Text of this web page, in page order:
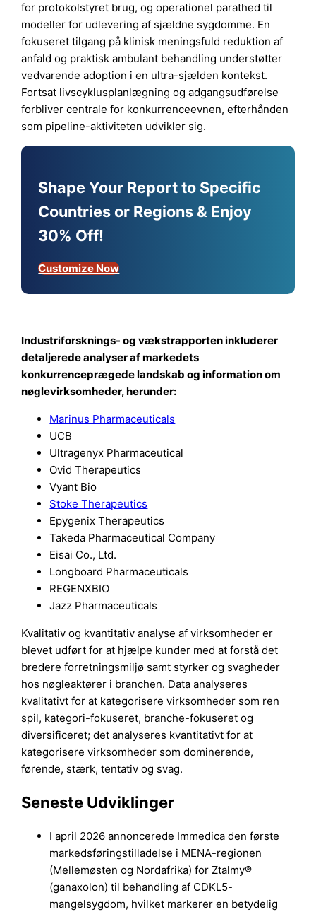
for protokolstyret brug, og operationel parathed til
modeller for udlevering af sjældne sygdomme. En
fokuseret tilgang på klinisk meningsfuld reduktion af
anfald og praktisk ambulant behandling understøtter
vedvarende adoption i en ultra-sjælden kontekst.
Fortsat livscyklusplanlægning og adgangsudførelse
forbliver centrale for konkurrenceevnen, efterhånden
som pipeline-aktiviteten udvikler sig.
Shape Your Report to Specific
Countries or Regions & Enjoy
30% Off!
Customize Now
Industriforsknings- og vækstrapporten inkluderer
detaljerede analyser af markedets
konkurrenceprægede landskab og information om
nøglevirksomheder, herunder:
Marinus Pharmaceuticals
UCB
Ultragenyx Pharmaceutical
Ovid Therapeutics
Vyant Bio
Stoke Therapeutics
Epygenix Therapeutics
Takeda Pharmaceutical Company
Eisai Co., Ltd.
Longboard Pharmaceuticals
REGENXBIO
Jazz Pharmaceuticals
Kvalitativ og kvantitativ analyse af virksomheder er
blevet udført for at hjælpe kunder med at forstå det
bredere forretningsmiljø samt styrker og svagheder
hos nøgleaktører i branchen. Data analyseres
kvalitativt for at kategorisere virksomheder som ren
spil, kategori-fokuseret, branche-fokuseret og
diversificeret; det analyseres kvantitativt for at
kategorisere virksomheder som dominerende,
førende, stærk, tentativ og svag.
Seneste Udviklinger
I april 2026 annoncerede Immedica den første
markedsføringstilladelse i MENA-regionen
(Mellemøsten og Nordafrika) for Ztalmy®
(ganaxolon) til behandling af CDKL5-
mangelsygdom, hvilket markerer en betydelig